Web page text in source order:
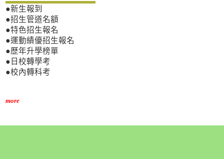
●新生報到
●招生管道名額
●特色招生報名
●運動績優招生報名
●歷年升學榜單
●日校轉學考
●校內轉科考
more